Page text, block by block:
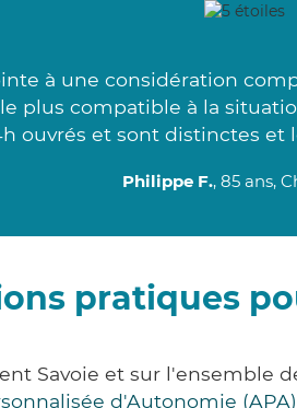
à une considération
plus compatible à la
ouvrés et sont distinctes et
Philippe F., 85 ans,
pratiques
Savoie et sur l'ensemble
d'Autonomie (APA)